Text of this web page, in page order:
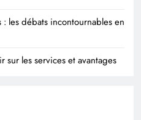
les débats incontournables en
sur les services et avantages